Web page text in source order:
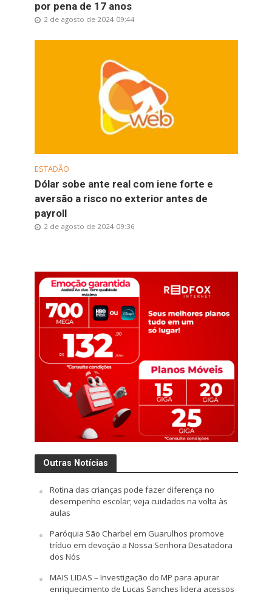
por pena de 17 anos
2 de agosto de 2024 09:44
ESTADÃO
Dólar sobe ante real com iene forte e
aversão a risco no exterior antes de
payroll
2 de agosto de 2024 09:36
Outras Notícias
Rotina das crianças pode fazer diferença no
desempenho escolar; veja cuidados na volta às
aulas
Paróquia São Charbel em Guarulhos promove
tríduo em devoção a Nossa Senhora Desatadora
dos Nós
MAIS LIDAS – Investigação do MP para apurar
enriquecimento de Lucas Sanches lidera acessos